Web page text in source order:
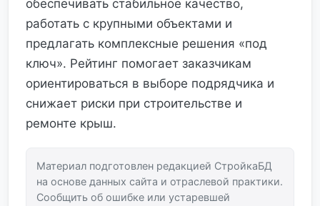
обеспечивать стабильное качество,
работать с крупными объектами и
предлагать комплексные решения «под
ключ». Рейтинг помогает заказчикам
ориентироваться в выборе подрядчика и
снижает риски при строительстве и
ремонте крыш.
Материал подготовлен редакцией СтройкаБД
на основе данных сайта и отраслевой практики.
Сообщить об ошибке или устаревшей